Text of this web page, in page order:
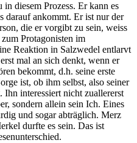
diesem Prozess. Er kann es
darauf ankommt. Er ist nur der
die er vorgibt zu sein, weiss
Protagonisten im
Reaktion in Salzwedel entlarvt
mal an sich denkt, wenn er
bekommt, d.h. seine erste
ist, ob ihm selbst, also seiner
interessiert nicht zuallererst
sondern allein sein Ich. Eines
und sogar abträglich. Merz
durfte es sein. Das ist